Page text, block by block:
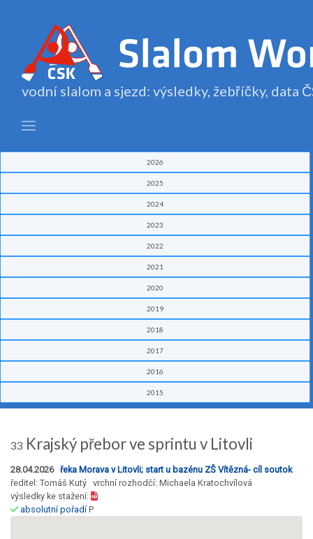
vodní slalom a sjezd: výsledky, žebříčky, data
2026
2025
2024
2023
2022
2021
2020
2019
2018
2017
2016
2015
33 Krajský přebor ve sprintu v Litovli
28.04.2026 řeka Morava v Litovli; start u bazénu ZŠ Vítězná- cíl soutok
ředitel: Tomáš Kutý vrchní rozhodčí: Michaela Kratochvílová
výsledky ke stažení:
absolutní pořadíP